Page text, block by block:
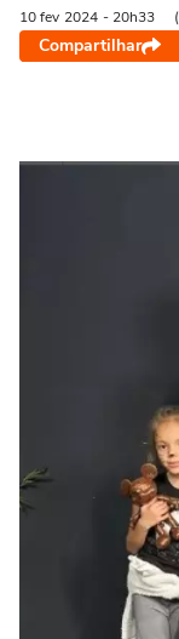
10 fev 2024 - 20h33
Compartilhar